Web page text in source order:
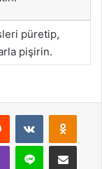
püretip,
pişirin.
Reddit VKontakte
Viber Line E-Posta ile